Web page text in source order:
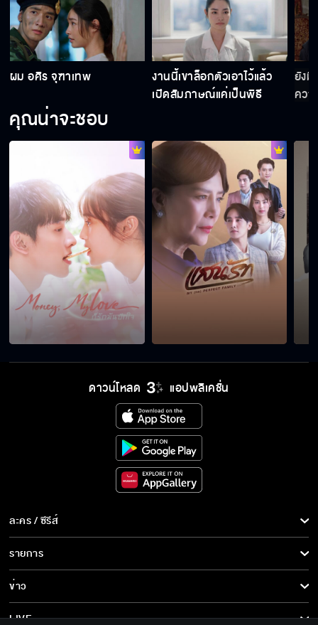
ผม อศิร จุฑาเทพ
งานนี้เขาล็อกตัวเอาไว้แล้ว
เปิดสัมภาษณ์แค่เป็นพิธี
ยังมี
คว
คุณน่าจะชอบ
ดาวน์โหลด แอปพลิเคชั่น
ละคร / ซีรีส์
ละคร/ซีรีส์
ซีรีส์นานาชาติ
การ์ตูน & เกม
รายการ
รายการทั้งหมด
ข่าว
ข่าวทั้งหมด
LIVE